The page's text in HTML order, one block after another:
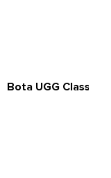
Bota UGG Classic